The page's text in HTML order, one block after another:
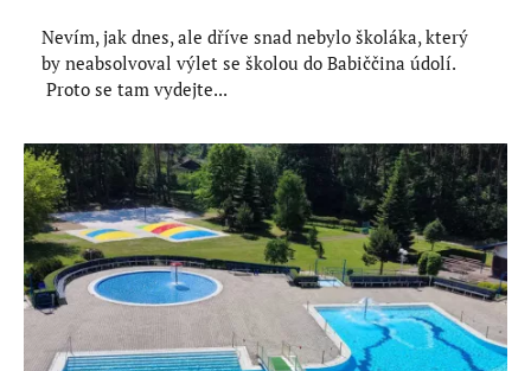
Nevím, jak dnes, ale dříve snad nebylo školáka, který
by neabsolvoval výlet se školou do Babiččina údolí.
Proto se tam vydejte...